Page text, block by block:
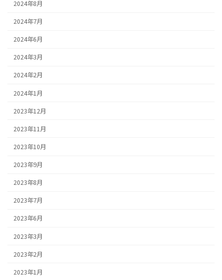
2024年8月
2024年7月
2024年6月
2024年3月
2024年2月
2024年1月
2023年12月
2023年11月
2023年10月
2023年9月
2023年8月
2023年7月
2023年6月
2023年3月
2023年2月
2023年1月